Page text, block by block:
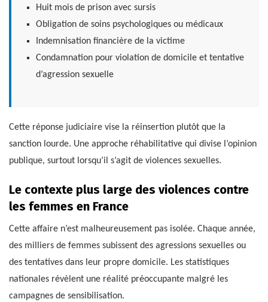
Huit mois de prison avec sursis
Obligation de soins psychologiques ou médicaux
Indemnisation financière de la victime
Condamnation pour violation de domicile et tentative
d’agression sexuelle
Cette réponse judiciaire vise la réinsertion plutôt que la
sanction lourde. Une approche réhabilitative qui divise l’opinion
publique, surtout lorsqu’il s’agit de violences sexuelles.
Le contexte plus large des violences contre
les femmes en France
Cette affaire n’est malheureusement pas isolée. Chaque année,
des milliers de femmes subissent des agressions sexuelles ou
des tentatives dans leur propre domicile. Les statistiques
nationales révèlent une réalité préoccupante malgré les
campagnes de sensibilisation.